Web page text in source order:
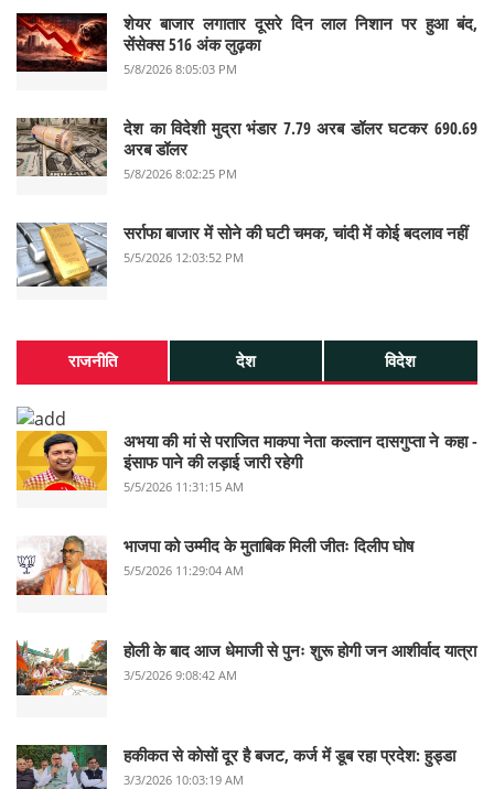
शेयर बाजार लगातार दूसरे दिन लाल निशान पर हुआ बंद,
सेंसेक्स 516 अंक लुढ़का
5/8/2026 8:05:03 PM
देश का विदेशी मुद्रा भंडार 7.79 अरब डॉलर घटकर 690.69
अरब डॉलर
5/8/2026 8:02:25 PM
सर्राफा बाजार में सोने की घटी चमक, चांदी में कोई बदलाव नहीं
5/5/2026 12:03:52 PM
राजनीति देश विदेश
अभया की मां से पराजित माकपा नेता कल्तान दासगुप्ता ने कहा -
इंसाफ पाने की लड़ाई जारी रहेगी
5/5/2026 11:31:15 AM
भाजपा को उम्मीद के मुताबिक मिली जीतः दिलीप घोष
5/5/2026 11:29:04 AM
होली के बाद आज धेमाजी से पुनः शुरू होगी जन आशीर्वाद यात्रा
3/5/2026 9:08:42 AM
हकीकत से काेसाें दूर है बजट, कर्ज में डूब रहा प्रदेश: हुड्डा
3/3/2026 10:03:19 AM